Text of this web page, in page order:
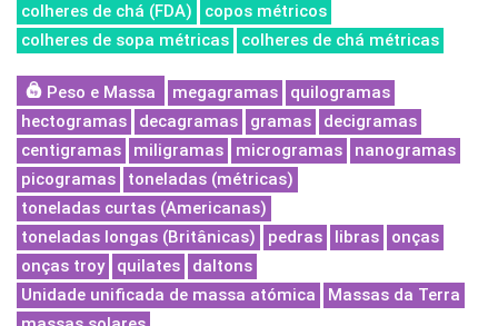
colheres de chá (FDA)
copos métricos
colheres de sopa métricas
colheres de chá métricas
Peso e Massa megagramas
quilogramas
hectogramas
decagramas gramas
decigramas
centigramas
miligramas microgramas
nanogramas
picogramas
toneladas (métricas)
toneladas curtas (Americanas)
toneladas longas (Britânicas)
pedras libras
onças
onças troy
quilates
daltons
Unidade unificada de massa atómica
Massas da Terra